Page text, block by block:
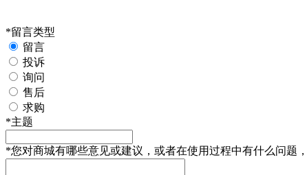
*留言类型
留言
投诉
询问
售后
求购
*主题
*您对商城有哪些意见或建议，或者在使用过程中有什么问题